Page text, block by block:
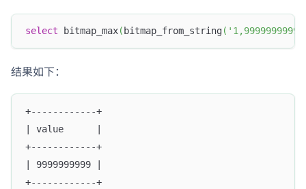
select bitmap_max( bitmap_from_string( '1,9999999999'
结果如下：
+------------+
| value      |
+------------+
| 9999999999 |
+------------+